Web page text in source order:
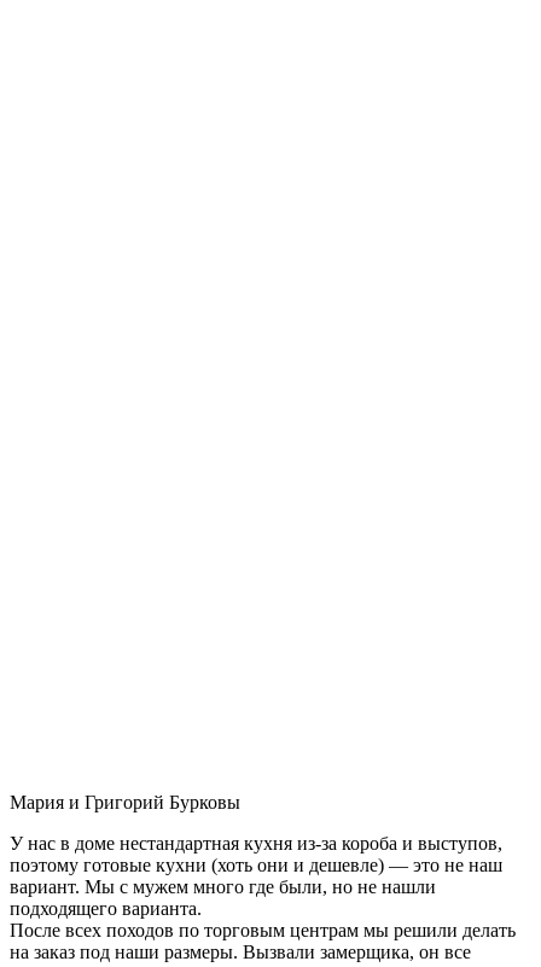
Мария и Григорий Бурковы
У нас в доме нестандартная кухня из-за короба и выступов,
поэтому готовые кухни (хоть они и дешевле) — это не наш
вариант. Мы с мужем много где были, но не нашли
подходящего варианта.
После всех походов по торговым центрам мы решили делать
на заказ под наши размеры. Вызвали замерщика, он все